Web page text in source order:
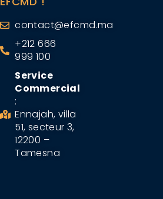
contact@efcmd.ma
+212 666
999 100
Service
Commercial
:
Ennajah, villa
51, secteur 3,
12200 –
Tamesna